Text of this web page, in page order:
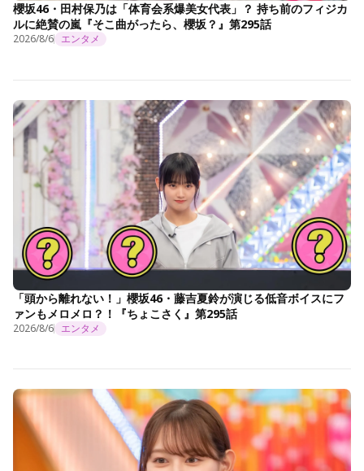
櫻坂46・田村保乃は「体育会系爆美女代表」？ 持ち前のフィジカ
ルに絶賛の嵐『そこ曲がったら、櫻坂？』第295話
2026/8/6 エンタメ
「頭から離れない！」櫻坂46・藤吉夏鈴が演じる低音ボイスにフ
ァンもメロメロ？！『ちょこさく』第295話
2026/8/6 エンタメ